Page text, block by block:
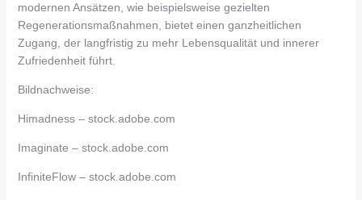
modernen Ansätzen, wie beispielsweise gezielten
Regenerationsmaßnahmen, bietet einen ganzheitlichen
Zugang, der langfristig zu mehr Lebensqualität und innerer
Zufriedenheit führt.
Bildnachweise:
Himadness– stock.adobe.com
Imaginate – stock.adobe.com
InfiniteFlow– stock.adobe.com